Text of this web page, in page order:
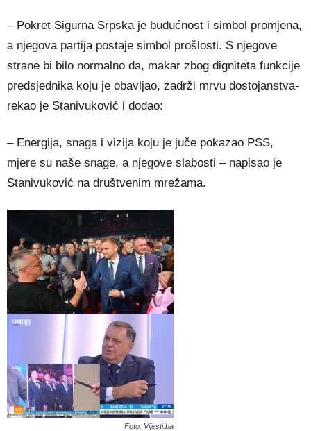
– Pokret Sigurna Srpska je budućnost i simbol promjena,
a njegova partija postaje simbol prošlosti. S njegove
strane bi bilo normalno da, makar zbog digniteta funkcije
predsjednika koju je obavljao, zadrži mrvu dostojanstva-
rekao je Stanivuković i dodao:
– Energija, snaga i vizija koju je juče pokazao PSS,
mjere su naše snage, a njegove slabosti – napisao je
Stanivuković na društvenim mrežama.
Foto: Vijesti.ba